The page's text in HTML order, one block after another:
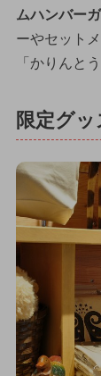
ムハンバー
ーやセット
「かりんと
限定グ